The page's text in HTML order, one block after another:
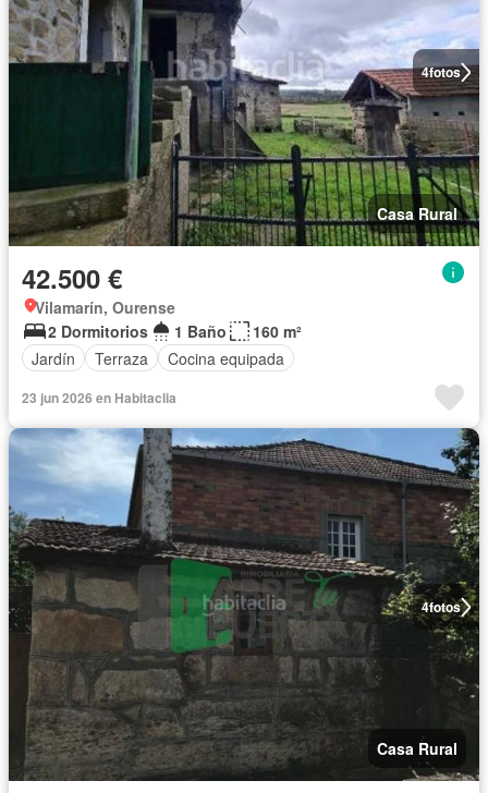
4fotos
Casa Rural
42.500 €
Vilamarín, Ourense
2 Dormitorios
1 Baño
160 m²
Jardín
Terraza Cocina equipada
23 jun 2026 en Habitaclia
4fotos
Casa Rural